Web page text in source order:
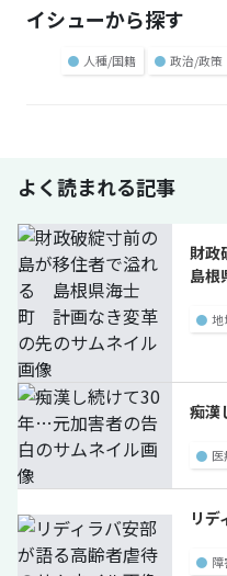
イシューから探す
● 人種/国籍 ● 政治/政策
よく読まれる記事
財政
島
● 地
痴漢
●
リ
●